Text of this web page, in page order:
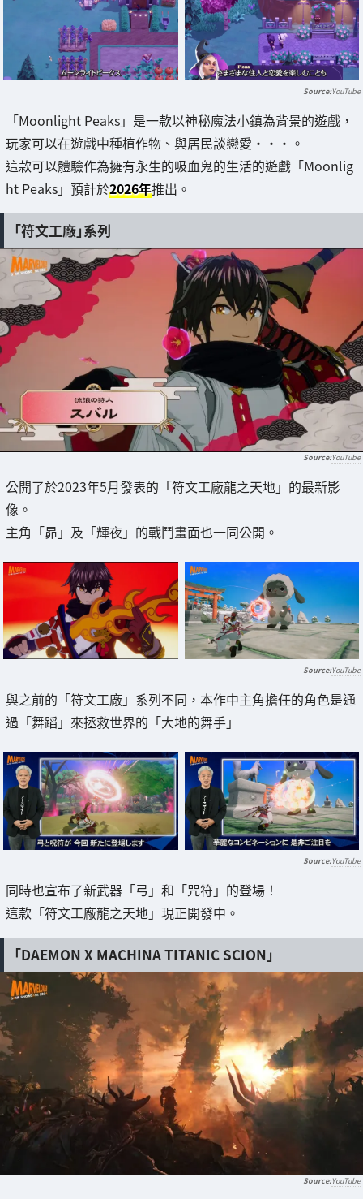
YouTube
「Moonlight Peaks」是一款以神秘魔法小鎮為背景的遊戲，
玩家可以在遊戲中種植作物、與居民談戀愛・・・。
這款可以體驗作為擁有永生的吸血鬼的生活的遊戲「Moonlig
ht Peaks」預計於2026年推出。
「符文工廠」系列
YouTube
公開了於2023年5月發表的「符文工廠龍之天地」的最新影
像。
主角「昴」及「輝夜」的戰鬥畫面也一同公開。
YouTube
與之前的「符文工廠」系列不同，本作中主角擔任的角色是通
過「舞蹈」來拯救世界的「大地的舞手」
YouTube
同時也宣布了新武器「弓」和「咒符」的登場！
這款「符文工廠龍之天地」現正開發中。
「DAEMON X MACHINA TITANIC SCION」
YouTube